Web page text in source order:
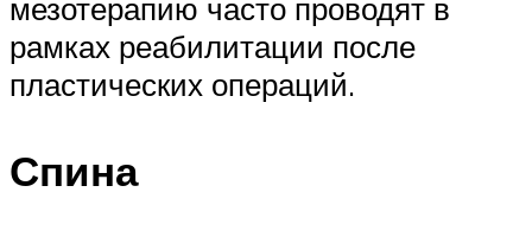
мезотерапию часто проводят в
рамках реабилитации после
пластических операций.
Спина